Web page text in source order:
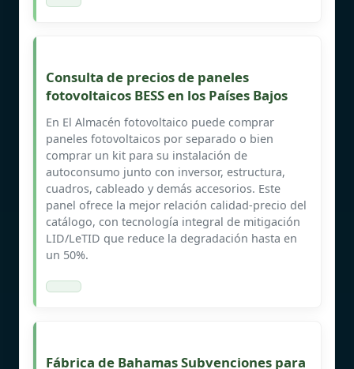
Consulta de precios de paneles
fotovoltaicos BESS en los Países Bajos
En El Almacén fotovoltaico puede comprar
paneles fotovoltaicos por separado o bien
comprar un kit para su instalación de
autoconsumo junto con inversor, estructura,
cuadros, cableado y demás accesorios. Este
panel ofrece la mejor relación calidad-precio del
catálogo, con tecnología integral de mitigación
LID/LeTID que reduce la degradación hasta en
un 50%.
Fábrica de Bahamas Subvenciones para